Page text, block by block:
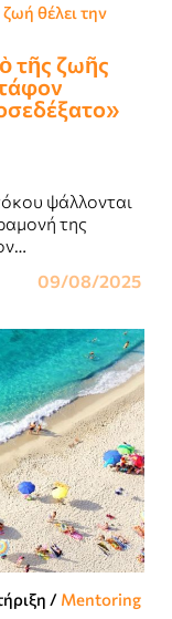
θέλει την
τῆς ζωῆς
ψάλλονται
της
09/08/2025
/ Mentoring